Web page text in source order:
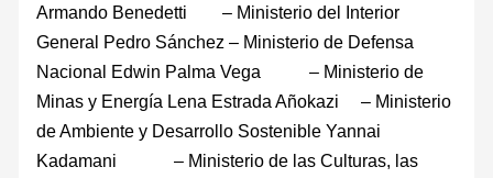
Armando Benedetti – Ministerio del Interior
General Pedro Sánchez – Ministerio de Defensa
Nacional Edwin Palma Vega – Ministerio de
Minas y Energía Lena Estrada Añokazi – Ministerio
de Ambiente y Desarrollo Sostenible Yannai
Kadamani – Ministerio de las Culturas, las